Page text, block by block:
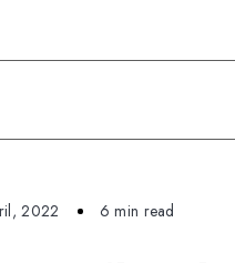
2022 6 min read